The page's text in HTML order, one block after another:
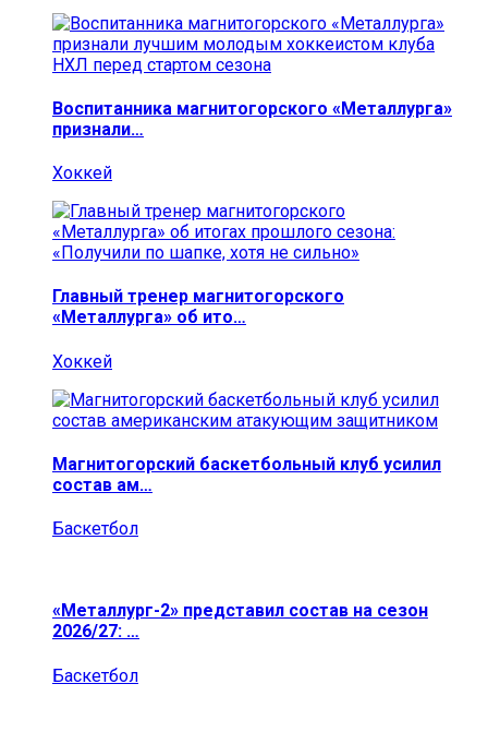
Воспитанника магнитогорского «Металлурга»
признали…
Хоккей
Главный тренер магнитогорского
«Металлурга» об ито…
Хоккей
Магнитогорский баскетбольный клуб усилил
состав ам…
Баскетбол
«Металлург-2» представил состав на сезон
2026/27: …
Баскетбол